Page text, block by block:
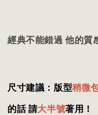
經典不能錯過 他的
尺寸建議：版型稍微
的話 請大半號著用！